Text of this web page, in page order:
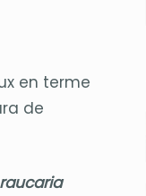
en terme
de